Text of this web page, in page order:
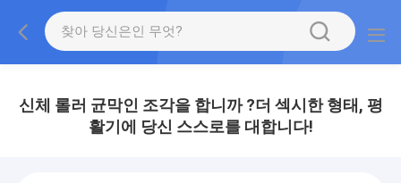
신체 롤러 균막인 조각을 합니까 ?더 섹시한 형태, 평
활기에 당신 스스로를 대합니다!